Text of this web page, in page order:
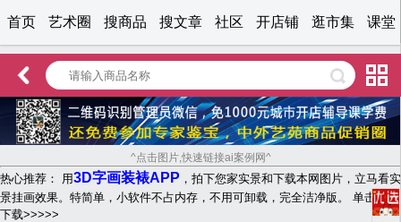
首页 艺术圈 搜商品 搜文章 社区 开店铺 逛市集 课堂
^点击图片,快速链接ai案例网^
热心推荐： 用3D字画装裱APP ，拍下您家实景和下载本网图片，立马看实
景挂画效果。特简单，小软件不占内存，不用可卸载，完全洁净版。 单击文字
下载>>>>>